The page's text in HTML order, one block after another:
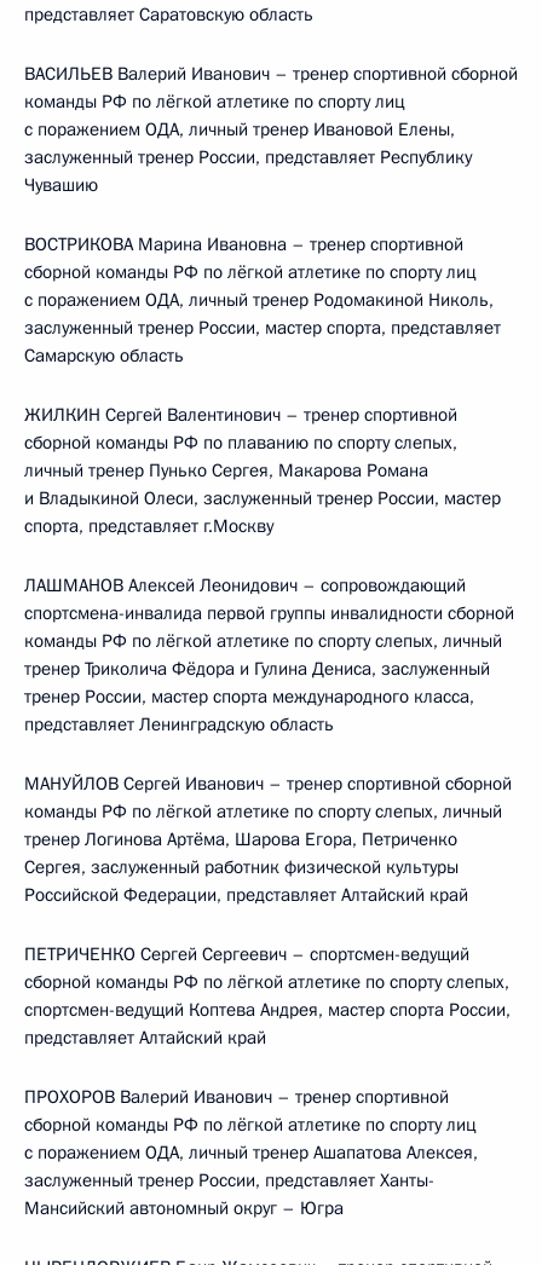
представляет Саратовскую область
ВАСИЛЬЕВ Валерий Иванович – тренер спортивной сборной
команды РФ по лёгкой атлетике по спорту лиц
с поражением ОДА, личный тренер Ивановой Елены,
заслуженный тренер России, представляет Республику
Чувашию
ВОСТРИКОВА Марина Ивановна – тренер спортивной
сборной команды РФ по лёгкой атлетике по спорту лиц
с поражением ОДА, личный тренер Родомакиной Николь,
заслуженный тренер России, мастер спорта, представляет
Самарскую область
ЖИЛКИН Сергей Валентинович – тренер спортивной
сборной команды РФ по плаванию по спорту слепых,
личный тренер Пунько Сергея, Макарова Романа
и Владыкиной Олеси, заслуженный тренер России, мастер
спорта, представляет г.Москву
ЛАШМАНОВ Алексей Леонидович – сопровождающий
спортсмена-инвалида первой группы инвалидности сборной
команды РФ по лёгкой атлетике по спорту слепых, личный
тренер Триколича Фёдора и Гулина Дениса, заслуженный
тренер России, мастер спорта международного класса,
представляет Ленинградскую область
МАНУЙЛОВ Сергей Иванович – тренер спортивной сборной
команды РФ по лёгкой атлетике по спорту слепых, личный
тренер Логинова Артёма, Шарова Егора, Петриченко
Сергея, заслуженный работник физической культуры
Российской Федерации, представляет Алтайский край
ПЕТРИЧЕНКО Сергей Сергеевич – спортсмен-ведущий
сборной команды РФ по лёгкой атлетике по спорту слепых,
спортсмен-ведущий Коптева Андрея, мастер спорта России,
представляет Алтайский край
ПРОХОРОВ Валерий Иванович – тренер спортивной
сборной команды РФ по лёгкой атлетике по спорту лиц
с поражением ОДА, личный тренер Ашапатова Алексея,
заслуженный тренер России, представляет Ханты-
Мансийский автономный округ – Югра